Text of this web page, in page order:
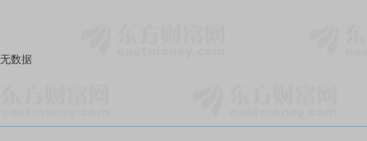
数据